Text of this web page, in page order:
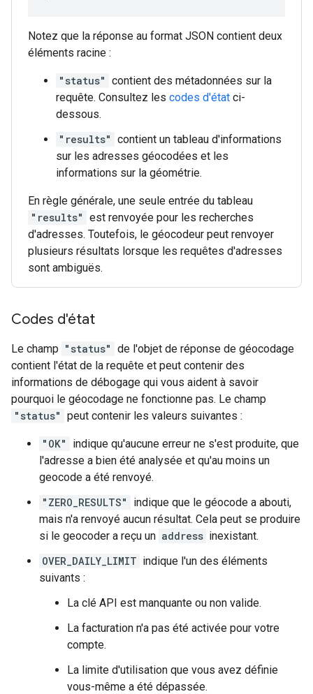
Notez que la réponse au format JSON contient deux
éléments racine :
"status" contient des métadonnées sur la
requête. Consultez les codes d'état ci-
dessous.
"results" contient un tableau d'informations
sur les adresses géocodées et les
informations sur la géométrie.
En règle générale, une seule entrée du tableau
"results" est renvoyée pour les recherches
d'adresses. Toutefois, le géocodeur peut renvoyer
plusieurs résultats lorsque les requêtes d'adresses
sont ambiguës.
Codes d'état
Le champ "status" de l'objet de réponse de géocodage
contient l'état de la requête et peut contenir des
informations de débogage qui vous aident à savoir
pourquoi le géocodage ne fonctionne pas. Le champ
"status" peut contenir les valeurs suivantes :
"OK"
indique qu'aucune erreur ne s'est produite, que
l'adresse a bien été analysée et qu'au moins un
geocode a été renvoyé.
"ZERO_RESULTS"
indique que le géocode a abouti,
mais n'a renvoyé aucun résultat. Cela peut se produire
si le geocoder a reçu un address inexistant.
OVER_DAILY_LIMIT indique l'un des éléments
suivants :
La clé API est manquante ou non valide.
La facturation n'a pas été activée pour votre
compte.
La limite d'utilisation que vous avez définie
vous-même a été dépassée.